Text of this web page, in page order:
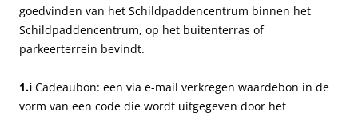
goedvinden van het Schildpaddencentrum binnen het
Schildpaddencentrum, op het buitenterras of
parkeerterrein bevindt.
1.i Cadeaubon: een via e-mail verkregen waardebon in de
vorm van een code die wordt uitgegeven door het